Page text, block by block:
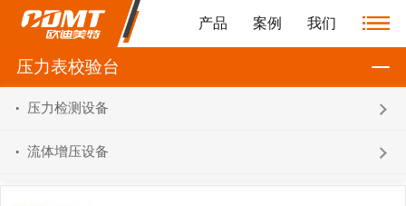
产品 案例 我们
压力表校验台
压力检测设备
流体增压设备